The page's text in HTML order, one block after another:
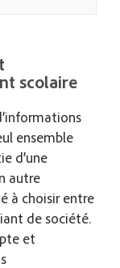
scolaire
ensemble
d’une
autre
à choisir entre
de société.
et